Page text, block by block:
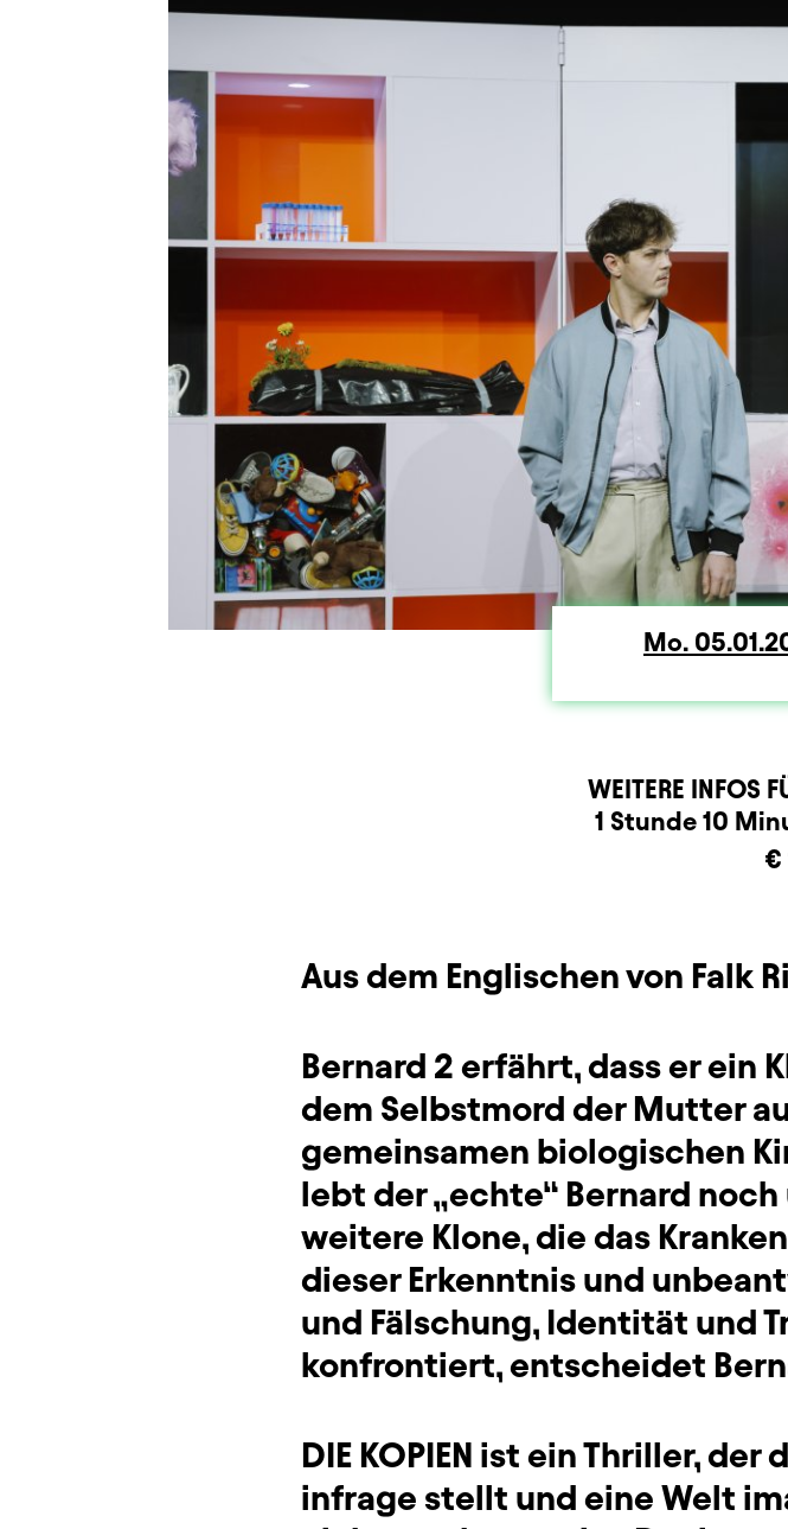
Mo. Montag
WEITERE INFOS
Information1 Stunde 10
€
Aus dem Englischen von Falk
Bernard 2 erfährt, dass er ein
dem Selbstmord der Mutter
gemeinsamen biologischen
lebt der „echte“ Bernard
weitere Klone, die das
dieser Erkenntnis und
und Fälschung, Identität und
konfrontiert, entscheidet
DIE KOPIEN ist ein Thriller,
infrage stellt und eine Welt